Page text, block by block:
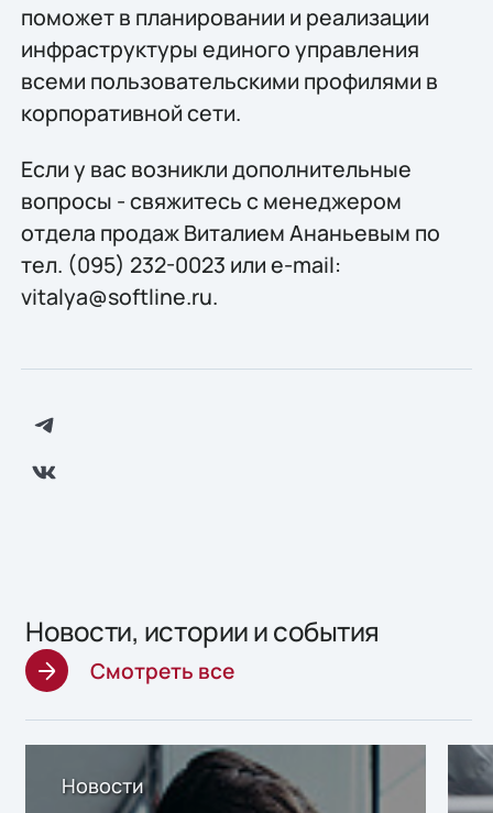
поможет в планировании и реализации
инфраструктуры единого управления
всеми пользовательскими профилями в
корпоративной сети.
Если у вас возникли дополнительные
вопросы - свяжитесь с менеджером
отдела продаж Виталием Ананьевым по
тел. (095) 232-0023 или e-mail:
vitalya@softline.ru.
Новости, истории и события
Смотреть все
Новости